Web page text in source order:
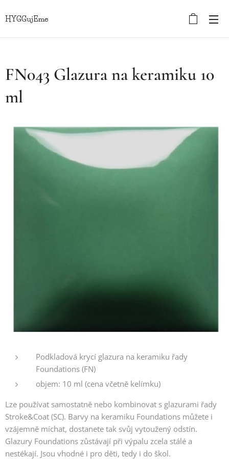
HYGGujEme
FN043 Glazura na keramiku 10
ml
Podkladová krycí glazura na keramiku řady
Foundations (FN)
objem: 10 ml (cena včetně kelímku)
Lze používat samostatně nebo kombinovat s glazurami řady
Stroke&Coat (SC). Barvy na keramiku Foundations můžete i
vzájemně míchat, dostanete tak svůj vytoužený odstín.
Glazury Foundations zůstávají při výpalu zcela stálé a
nestékají. Jsou vhodné i pro děti, tedy i do škol.